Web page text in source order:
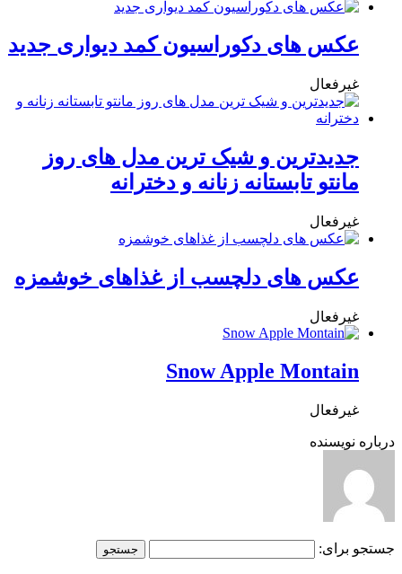
عکس های دکوراسیون کمد دیواری جدید
غیرفعال
جدیدترین و شیک ترین مدل های روز
مانتو تابستانه زنانه و دخترانه
غیرفعال
عکس های دلچسب از غذاهای خوشمزه
غیرفعال
Snow Apple Montain
غیرفعال
درباره نویسنده
جستجو برای: